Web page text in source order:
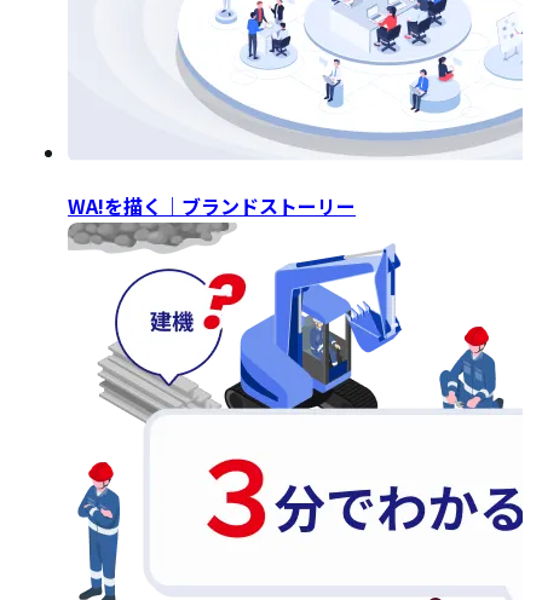
WA!を描く｜ブランドストーリー